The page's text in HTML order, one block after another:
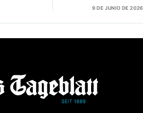
9 DE JUNIO DE 2026